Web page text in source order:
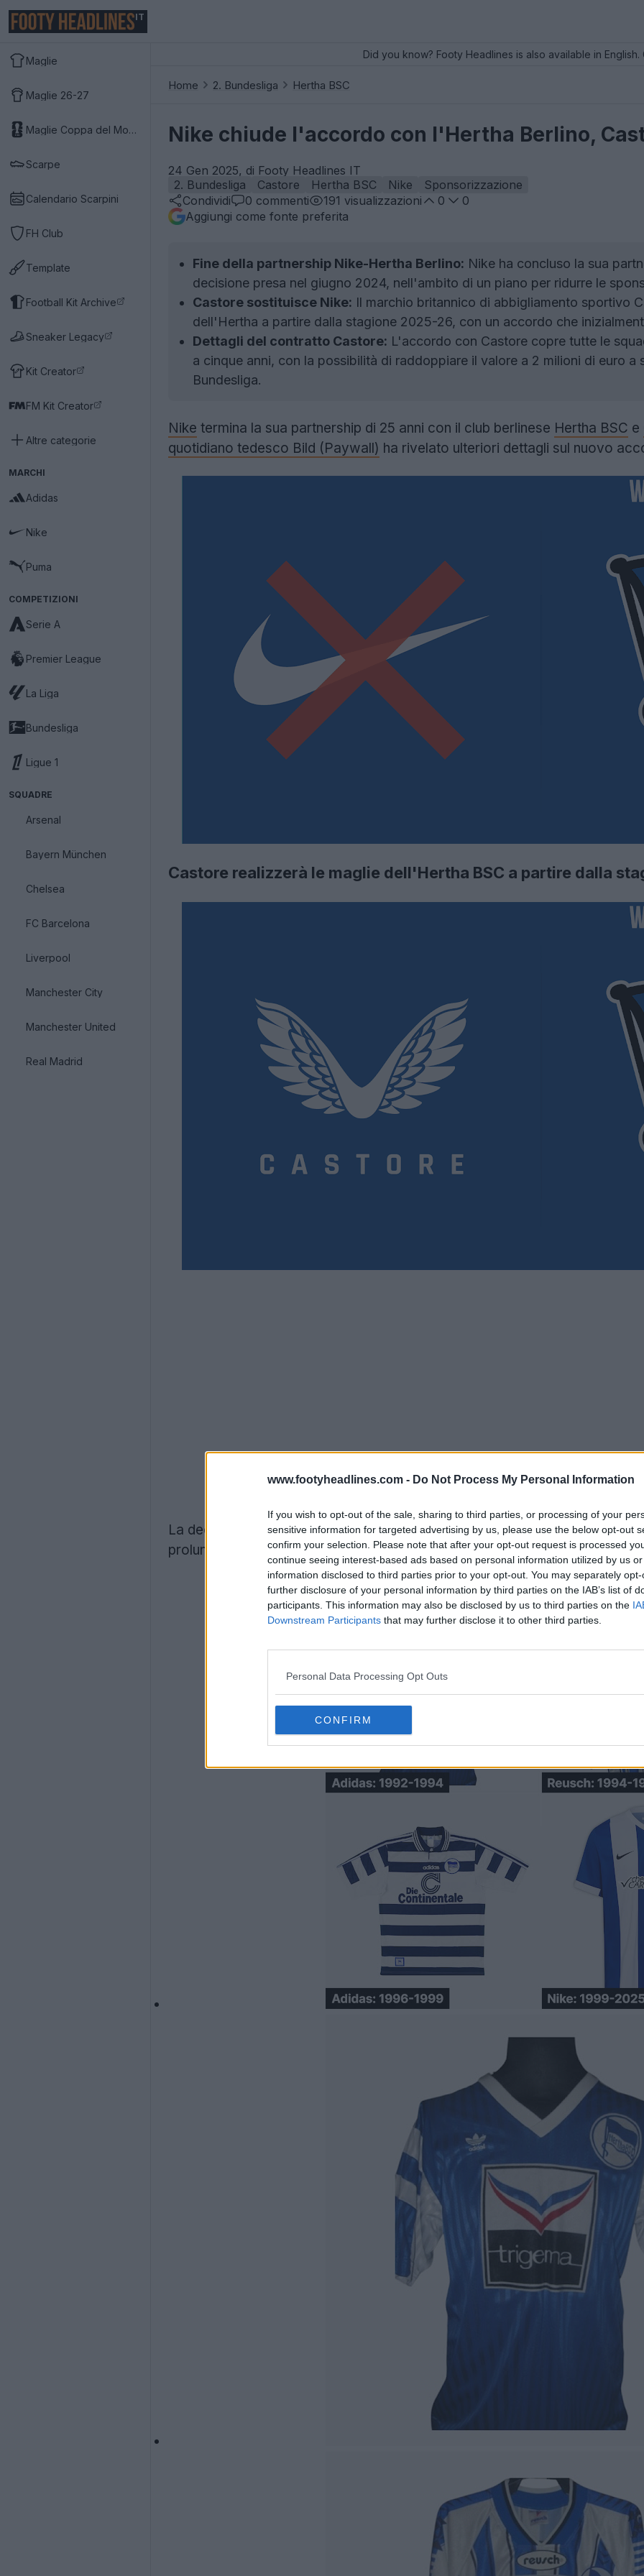
www.footyheadlines.com - Do Not Process My Personal Information
If you wish to opt-out of the sale, sharing to third parties, or processing of your
sensitive information for targeted advertising by us, please use the below opt-out
confirm your selection. Please note that after your opt-out request is processed
continue seeing interest-based ads based on personal information utilized by us
information disclosed to third parties prior to your opt-out. You may separately
further disclosure of your personal information by third parties on the IAB’s list of
participants. This information may also be disclosed by us to third parties on the
Downstream Participants that may further disclose it to other third parties.
Personal Data Processing Opt Outs
CONFIRM
IT
Maglie
Maglie 26-27
Maglie Coppa del Mondo 2026
Scarpe
Calendario Scarpini
FH Club
Template
Football Kit Archive
Sneaker Legacy
Kit Creator
FM Kit Creator
Altre categorie
MARCHI
Adidas
Nike
Puma
COMPETIZIONI
Serie A
Premier League
La Liga
Bundesliga
Ligue 1
SQUADRE
Arsenal
Bayern München
Chelsea
FC Barcelona
Liverpool
Manchester City
Manchester United
Real Madrid
Did you know? Footy Headlines is also available in
Home 2. Bundesliga Hertha BSC
Nike chiude l'accordo con l'Hertha Berlino,
24 Gen 2025, di Footy Headlines IT
2. Bundesliga
Castore Hertha BSC Nike
Sponsorizzazione
Condividi
0 commenti 191 visualizzazioni 0
0
Aggiungi come fonte preferita
Fine della partnership Nike-Hertha Berlino: Nike ha concluso la sua
decisione presa nel giugno 2024, nell'ambito di un piano per ridurre le
Castore sostituisce Nike: Il marchio britannico di abbigliamento sportivo
dell'Hertha a partire dalla stagione 2025-26, con un accordo che
Dettagli del contratto Castore: L'accordo con Castore copre tutte le
a cinque anni, con la possibilità di raddoppiare il valore a 2 milioni di euro
Bundesliga.
Nike termina la sua partnership di 25 anni con il club berlinese Hertha BSC e
quotidiano tedesco Bild (Paywall) ha rivelato ulteriori dettagli sul nuovo
Castore realizzerà le maglie dell'Hertha BSC a partire dalla
La decisione di Nike è stata presa nel giugno 2024. L'Hertha ha ricevuto
prolungato il contratto per 12 anni nel 2013.